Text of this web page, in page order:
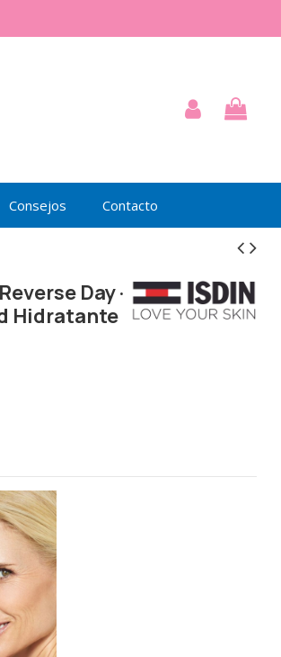
Consejos Contacto
Day ·
Hidratante